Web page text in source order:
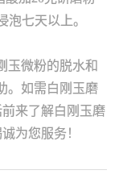
泡七天以上。
玉微粉的脱水和
。如需白刚玉磨
来了解白刚玉磨
为您服务！